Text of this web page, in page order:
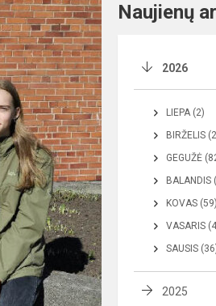
Naujienų
2026
LIEPA (2)
BIRŽELIS
GEGUŽĖ
BALANDIS
KOVAS (59)
VASARIS
SAUSIS
2025